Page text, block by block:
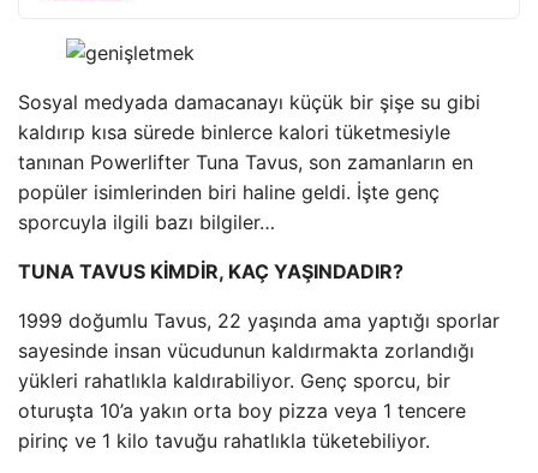
Sosyal medyada damacanayı küçük bir şişe su gibi
kaldırıp kısa sürede binlerce kalori tüketmesiyle
tanınan Powerlifter Tuna Tavus, son zamanların en
popüler isimlerinden biri haline geldi. İşte genç
sporcuyla ilgili bazı bilgiler…
TUNA TAVUS KİMDİR, KAÇ YAŞINDADIR?
1999 doğumlu Tavus, 22 yaşında ama yaptığı sporlar
sayesinde insan vücudunun kaldırmakta zorlandığı
yükleri rahatlıkla kaldırabiliyor. Genç sporcu, bir
oturuşta 10’a yakın orta boy pizza veya 1 tencere
pirinç ve 1 kilo tavuğu rahatlıkla tüketebiliyor.